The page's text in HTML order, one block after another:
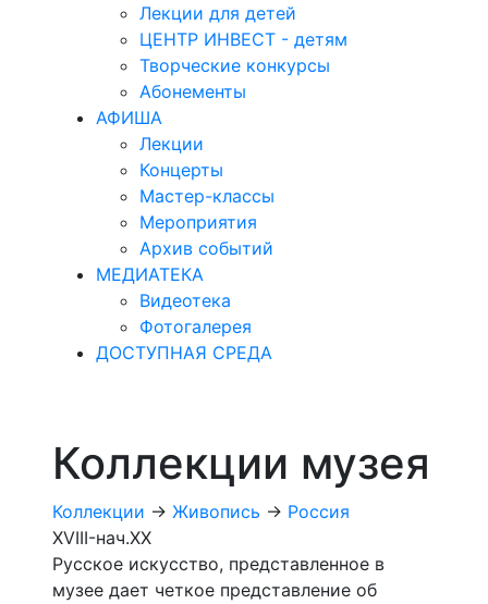
Лекции для детей
ЦЕНТР ИНВЕСТ - детям
Творческие конкурсы
Абонементы
АФИША
Лекции
Концерты
Мастер-классы
Мероприятия
Архив событий
МЕДИАТЕКА
Видеотека
Фотогалерея
ДОСТУПНАЯ СРЕДА
Коллекции музея
Коллекции -> Живопись -> Россия
XVIII-нач.ХХ
Русское искусство, представленное в
музее дает четкое представление об